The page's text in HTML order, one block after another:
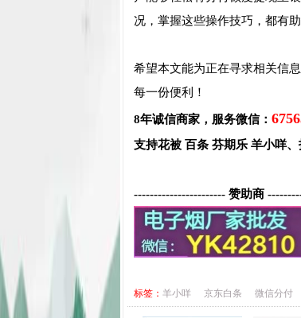
况，掌握这些操作技巧，都有
希望本文能为正在寻求相关信
每一份便利！
8年诚信商家，服务微信：
支持花被 百条 芬期乐 羊小咩
----------------------- 赞助商
标签： 羊小咩 京东白条 微信分付